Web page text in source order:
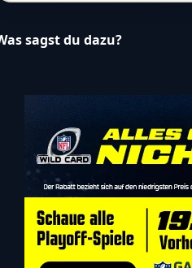
sagst du dazu?